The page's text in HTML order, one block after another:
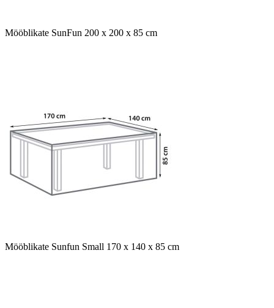
Mööblikate SunFun 200 x 200 x 85 cm
Mööblikate Sunfun Small 170 x 140 x 85 cm